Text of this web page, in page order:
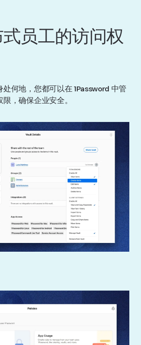
员工的访问权
何地，您都可以在 1Password 中管
，确保企业安全。